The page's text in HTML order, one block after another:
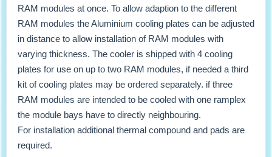
RAM modules at once. To allow adaption to the different
RAM modules the Aluminium cooling plates can be adjusted
in distance to allow installation of RAM modules with
varying thickness. The cooler is shipped with 4 cooling
plates for use on up to two RAM modules, if needed a third
kit of cooling plates may be ordered separately. if three
RAM modules are intended to be cooled with one ramplex
the module bays have to directly neighbouring.
For installation additional thermal compound and pads are
required.